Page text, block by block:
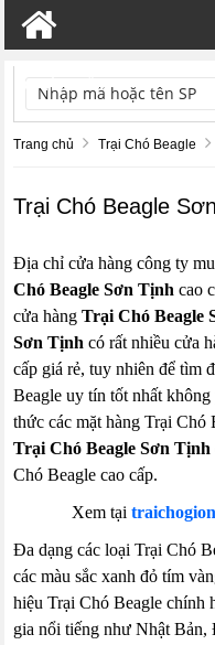
TÌM KIẾM
Trang chủ Trại Chó Beagle
Trại Chó Beagle
Địa chỉ cửa hàng công ty
Chó Beagle Sơn Tịnh cao
cửa hàngTrại Chó Beagle
Sơn Tịnh có rất nhiều cửa
cấp giá rẻ, tuy nhiên để tìm
Beagle uy tín tốt nhất
thức các mặt hàng Trại Chó
Trại Chó Beagle Sơn Tịnh
Chó Beagle cao cấp.
Xem tại
Đa dạng các loại Trại Chó
các màu sắc xanh đỏ tím
hiệu Trại Chó Beagle chính
gia nổi tiếng như Nhật